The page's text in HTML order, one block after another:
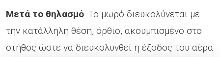
Μετά το θηλασμό. Το μωρό διευκολύνεται με
την κατάλληλη θέση, όρθιο, ακουμπισμένο στο
στήθος ώστε να διευκολυνθεί η έξοδος του αέρα